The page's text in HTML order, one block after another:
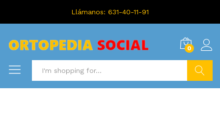
Llámanos: 631-40-11-91
0